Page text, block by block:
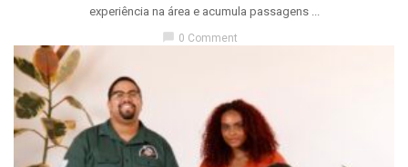
experiência na área e acumula passagens ...
chat_bubble 0 Comment